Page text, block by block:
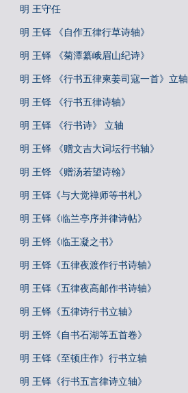
明 王守任
明 王铎 《自作五律行草诗轴》
明 王铎 《菊潭纂峨眉山纪诗》
明 王铎 《行书五律柬姜司寇一首》立轴
明 王铎 《行书五律诗轴》
明 王铎 《行书诗》 立轴
明 王铎 《赠文吉大词坛行书轴》
明 王铎 《赠汤若望诗翰》
明 王铎《与大觉禅师等书札》
明 王铎《临兰亭序并律诗帖》
明 王铎《临王凝之书》
明 王铎《五律夜渡作行书诗轴》
明 王铎《五律夜高邮作书诗轴》
明 王铎《五律诗行书立轴》
明 王铎《自书石湖等五首卷》
明 王铎《至顿庄作》行书立轴
明 王铎《行书五言律诗立轴》